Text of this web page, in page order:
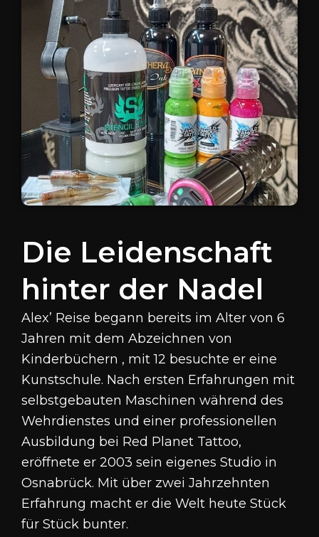
Die Leidenschaft
hinter der Nadel
Alex’ Reise begann bereits im Alter von 6
Jahren mit dem Abzeichnen von
Kinderbüchern , mit 12 besuchte er eine
Kunstschule. Nach ersten Erfahrungen mit
selbstgebauten Maschinen während des
Wehrdienstes und einer professionellen
Ausbildung bei Red Planet Tattoo,
eröffnete er 2003 sein eigenes Studio in
Osnabrück. Mit über zwei Jahrzehnten
Erfahrung macht er die Welt heute Stück
für Stück bunter.